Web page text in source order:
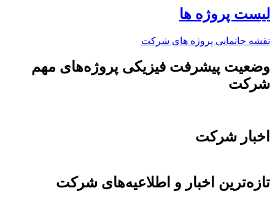
لیست پروژه ها
نقشه جانمایی پروژه های شرکت
وضعیت پیشرفت فیزیکی پروژه‌های مهم
شرکت
اخبار شرکت
تازه‌ترین اخبار و اطلاعیه‌های شرکت